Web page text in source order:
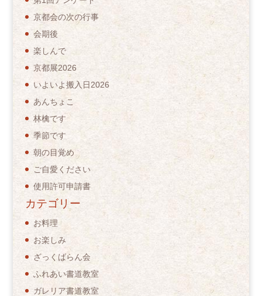
京都会の次の行事
会期後
楽しんで
京都展2026
いよいよ搬入日2026
あんちょこ
林檎です
季節です
朝の目覚め
ご自愛ください
使用許可申請書
カテゴリー
お料理
お楽しみ
ざっくばらん会
ふれあい書道教室
ガレリア書道教室